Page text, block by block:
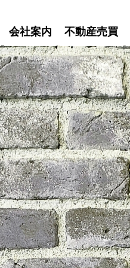
会社案内 不動産売買